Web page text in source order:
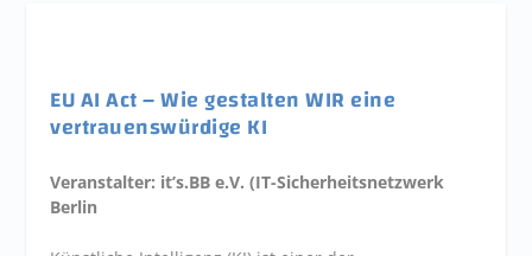
EU AI Act – Wie gestalten WIR eine
vertrauenswürdige KI
Veranstalter: it’s.BB e.V. (IT-Sicherheitsnetzwerk
Berlin